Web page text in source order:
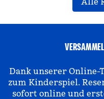
Dank unserer Online-
zum Kinderspiel.
sofort online und